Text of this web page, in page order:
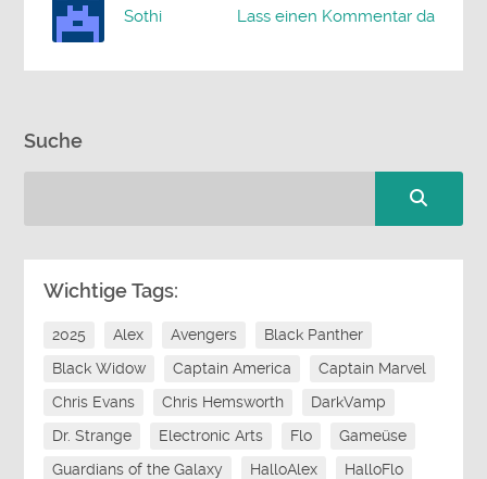
Lass einen Kommentar da
Sothi
Suche
Wichtige Tags:
2025 Alex Avengers
Black Panther
Black Widow
Captain America
Captain Marvel
Chris Evans
Chris Hemsworth
DarkVamp
Dr. Strange
Electronic Arts Flo
Gameüse
Guardians of the Galaxy
HalloAlex
HalloFlo